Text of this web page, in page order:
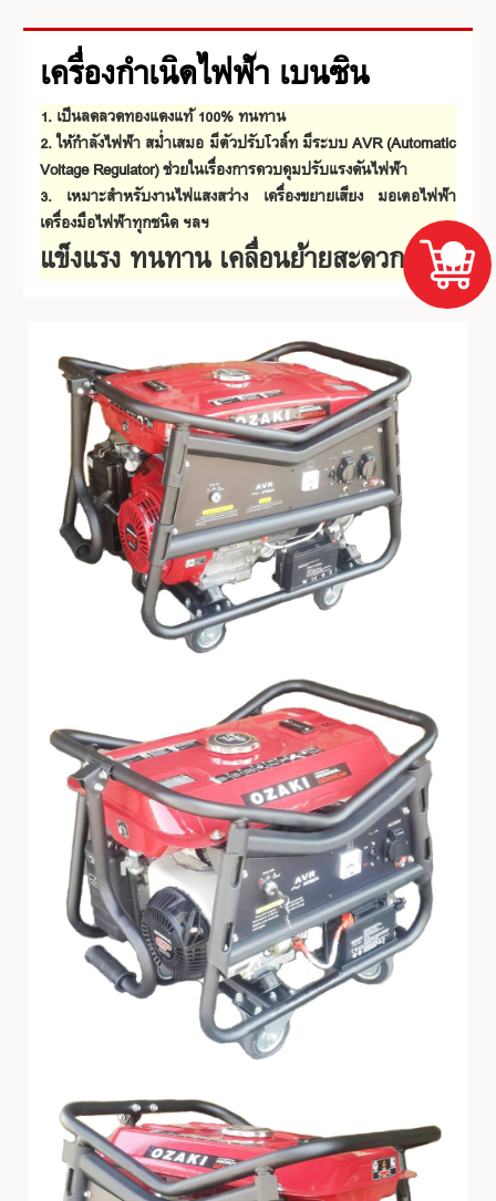
เครื่องกำเนิดไฟฟ้า เบนซิน
1. เป็นลดลวดทองแดงแท้ 100% ทนทาน
2. ให้กำลังไฟฟ้า สม่ำเสมอ มีตัวปรับโวล์ท มีระบบ AVR (Automatic
Voltage Regulator) ช่วยในเรื่องการควบคุมปรับแรงดันไฟฟ้า
3. เหมาะสำหรับงานไฟแสงสว่าง เครื่องขยายเสียง มอเตอไฟฟ้า
เครื่องมือไฟฟ้าทุกชนิด ฯลฯ
แข็งแรง ทนทาน เคลื่อนย้ายสะดวก